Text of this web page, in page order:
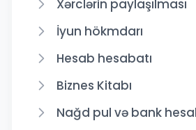
Xərclərin paylaşılması
İyun hökmdarı
Hesab hesabatı
Biznes Kitabı
Nağd pul və bank